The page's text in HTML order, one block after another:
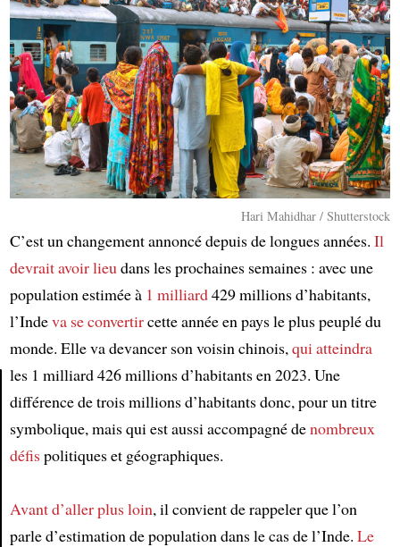
Article
Hari Mahidhar / Shutterstock
C’est un changement annoncé depuis de longues années. Il
devrait avoir lieudans les prochaines semaines : avec une
population estimée à 1 milliard429 millions d’habitants,
l’Indeva se convertircette année en pays le plus peuplé du
monde. Elle va devancer son voisin chinois,qui atteindra
les 1 milliard 426 millions d’habitants en 2023. Une
différence de trois millions d’habitants donc, pour un titre
symbolique, mais qui est aussi accompagné denombreux
défispolitiques et géographiques.
Avant d’aller plus loin, il convient de rappeler que l’on
parle d’estimation de population dans le cas de l’Inde. Le